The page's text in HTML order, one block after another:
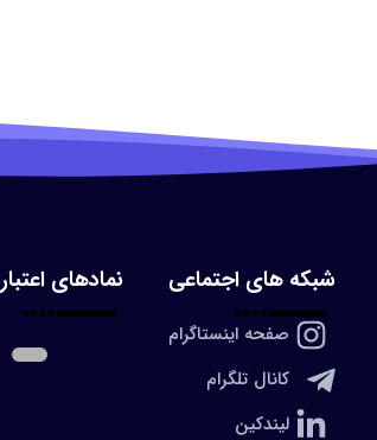
شبکه های اجتماعی
صفحه اینستاگرام
کانال تلگرام
لیندکین
نمادهای اعتبار